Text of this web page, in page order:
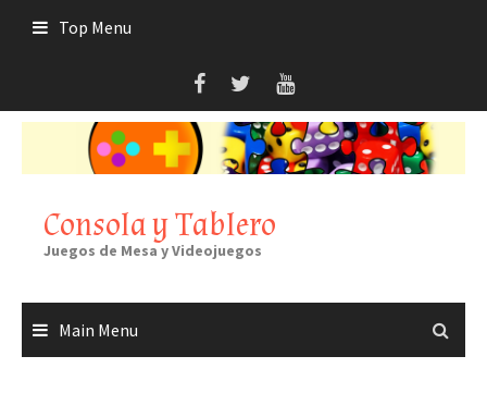
Top Menu
Consola y Tablero
Juegos de Mesa y Videojuegos
Main Menu